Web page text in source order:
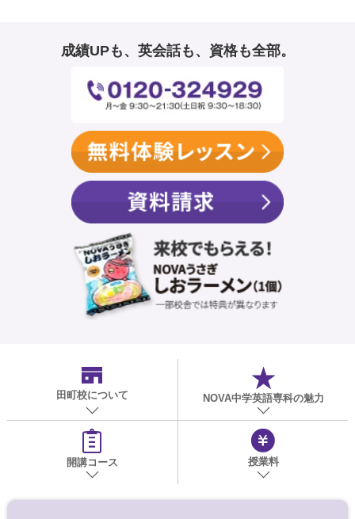
成績UPも、英会話も、資格も全部。
田町校について NOVA中学英語専科の魅力
開講コース 授業料